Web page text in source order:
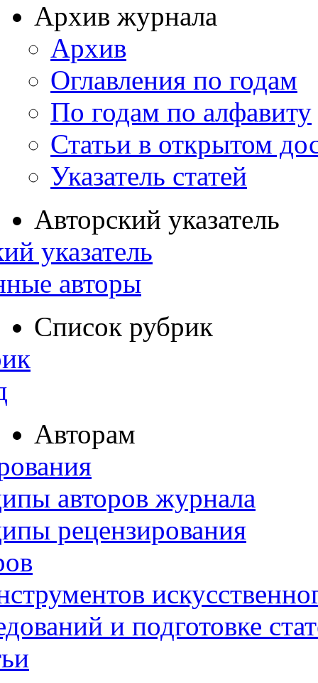
Архив журнала
Архив
Оглавления по годам
По годам по алфавиту
Статьи в открытом
Указатель статей
Авторский указатель
указатель
авторы
Список рубрик
Авторам
авторов журнала
рецензирования
и подготовке